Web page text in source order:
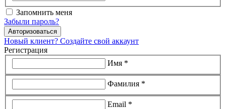
Запомнить меня
Забыли пароль?
Авторизоваться
Новый клиент? Создайте свой аккаунт
Регистрация
Имя *
Фамилия *
Email *